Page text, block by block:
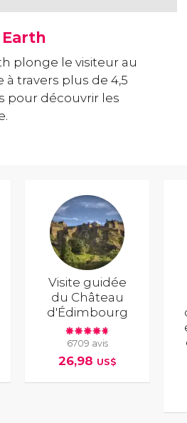
plonge le visiteur au
travers plus de 4,5
pour découvrir les
Visite guidée
du Château
d'Édimbourg
6709 avis
26,98 US$